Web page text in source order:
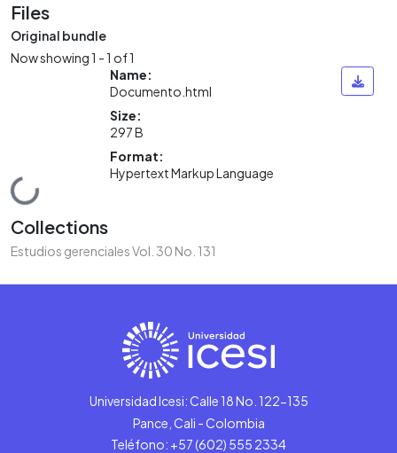
Files
Original bundle
Now showing1 - 1 of 1
Loading...
Name:
Documento.html
Size:
297 B
Format:
Hypertext Markup Language
Collections
Estudios gerenciales Vol. 30 No. 131
Universidad Icesi: Calle 18 No. 122-135
Pance, Cali - Colombia
Teléfono: +57 (602) 555 2334